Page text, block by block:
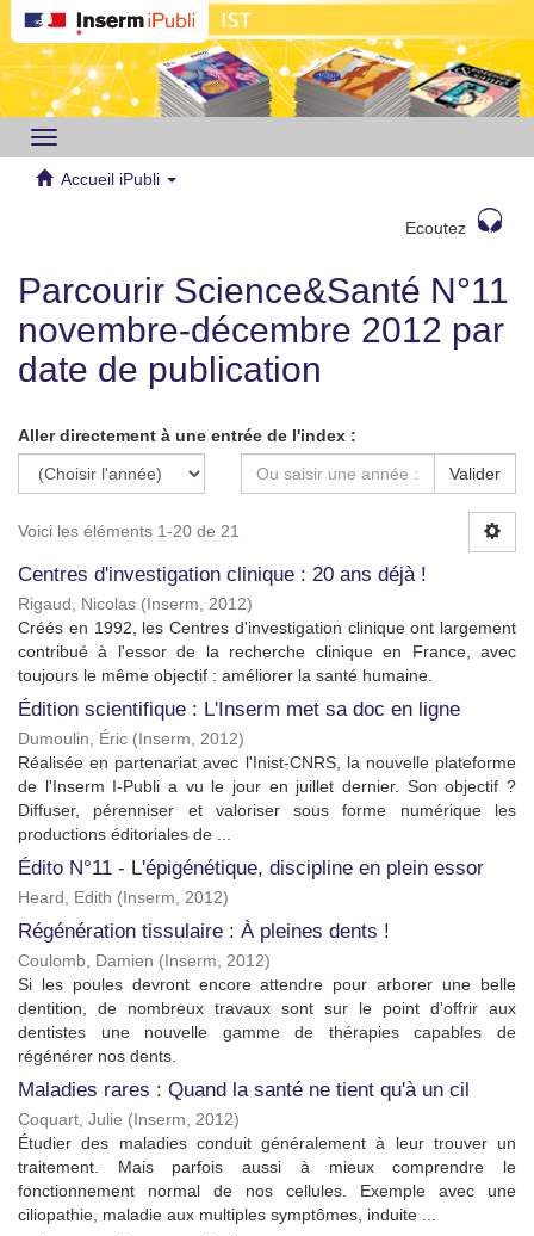
Toggle
navigation
Accueil iPubli
Ecoutez
Parcourir Science&Santé N°11
novembre-décembre 2012 par
date de publication
Aller directement à une entrée de l'index :
Valider
Voici les éléments 1-20 de 21
Centres d'investigation clinique : 20 ans déjà !
Rigaud, Nicolas ( Inserm, 2012)
Créés en 1992, les Centres d'investigation clinique ont largement
contribué à l'essor de la recherche clinique en France, avec
toujours le même objectif : améliorer la santé humaine.
Édition scientifique : L'Inserm met sa doc en ligne
Dumoulin, Éric ( Inserm, 2012)
Réalisée en partenariat avec l'Inist-CNRS, la nouvelle plateforme
de l'Inserm I-Publi a vu le jour en juillet dernier. Son objectif ?
Diffuser, pérenniser et valoriser sous forme numérique les
productions éditoriales de ...
Édito N°11 - L'épigénétique, discipline en plein essor
Heard, Edith ( Inserm, 2012)
Régénération tissulaire : À pleines dents !
Coulomb, Damien ( Inserm, 2012)
Si les poules devront encore attendre pour arborer une belle
dentition, de nombreux travaux sont sur le point d'offrir aux
dentistes une nouvelle gamme de thérapies capables de
régénérer nos dents.
Maladies rares : Quand la santé ne tient qu'à un cil
Coquart, Julie ( Inserm, 2012)
Étudier des maladies conduit généralement à leur trouver un
traitement. Mais parfois aussi à mieux comprendre le
fonctionnement normal de nos cellules. Exemple avec une
ciliopathie, maladie aux multiples symptômes, induite ...